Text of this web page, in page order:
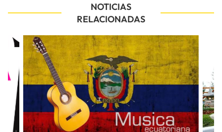
NOTICIAS
RELACIONADAS